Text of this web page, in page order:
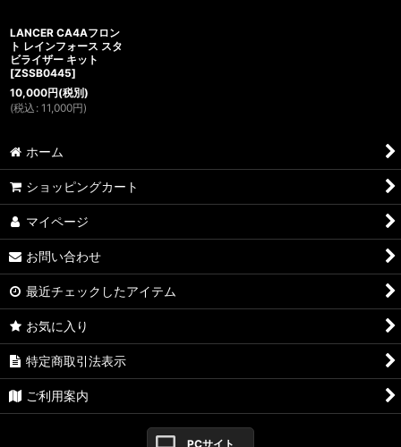
LANCER CA4Aフロン
ト レインフォース スタ
ビライザー キット
[ZSSB0445]
10,000円(税別)
(税込 : 11,000円)
ホーム
ショッピングカート
マイページ
お問い合わせ
最近チェックしたアイテム
お気に入り
特定商取引法表示
ご利用案内
PCサイト